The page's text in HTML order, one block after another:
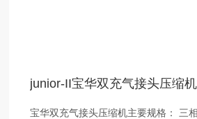
junior-II宝华双充气接头压缩机
宝华双充气接头压缩机主要规格： 三